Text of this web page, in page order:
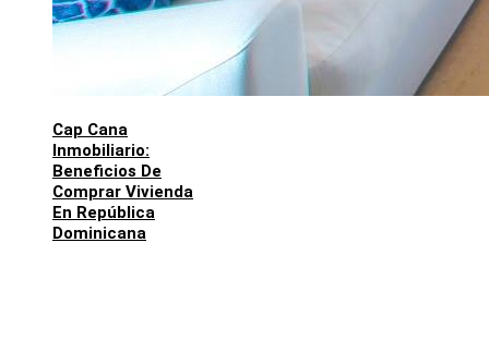
Cap Cana
Inmobiliario:
Beneficios De
Comprar Vivienda
En República
Dominicana